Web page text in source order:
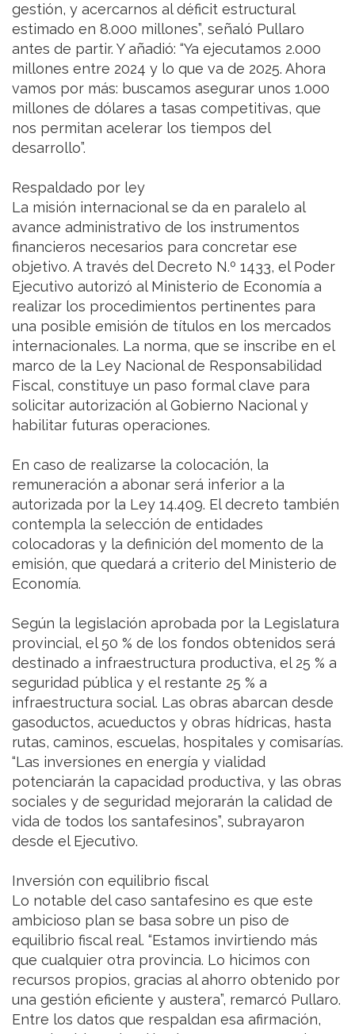
gestión, y acercarnos al déficit estructural
estimado en 8.000 millones”, señaló Pullaro
antes de partir. Y añadió: “Ya ejecutamos 2.000
millones entre 2024 y lo que va de 2025. Ahora
vamos por más: buscamos asegurar unos 1.000
millones de dólares a tasas competitivas, que
nos permitan acelerar los tiempos del
desarrollo”.
Respaldado por ley
La misión internacional se da en paralelo al
avance administrativo de los instrumentos
financieros necesarios para concretar ese
objetivo. A través del Decreto N.º 1433, el Poder
Ejecutivo autorizó al Ministerio de Economía a
realizar los procedimientos pertinentes para
una posible emisión de títulos en los mercados
internacionales. La norma, que se inscribe en el
marco de la Ley Nacional de Responsabilidad
Fiscal, constituye un paso formal clave para
solicitar autorización al Gobierno Nacional y
habilitar futuras operaciones.
En caso de realizarse la colocación, la
remuneración a abonar será inferior a la
autorizada por la Ley 14.409. El decreto también
contempla la selección de entidades
colocadoras y la definición del momento de la
emisión, que quedará a criterio del Ministerio de
Economía.
Según la legislación aprobada por la Legislatura
provincial, el 50 % de los fondos obtenidos será
destinado a infraestructura productiva, el 25 % a
seguridad pública y el restante 25 % a
infraestructura social. Las obras abarcan desde
gasoductos, acueductos y obras hídricas, hasta
rutas, caminos, escuelas, hospitales y comisarías.
“Las inversiones en energía y vialidad
potenciarán la capacidad productiva, y las obras
sociales y de seguridad mejorarán la calidad de
vida de todos los santafesinos”, subrayaron
desde el Ejecutivo.
Inversión con equilibrio fiscal
Lo notable del caso santafesino es que este
ambicioso plan se basa sobre un piso de
equilibrio fiscal real. “Estamos invirtiendo más
que cualquier otra provincia. Lo hicimos con
recursos propios, gracias al ahorro obtenido por
una gestión eficiente y austera”, remarcó Pullaro.
Entre los datos que respaldan esa afirmación,